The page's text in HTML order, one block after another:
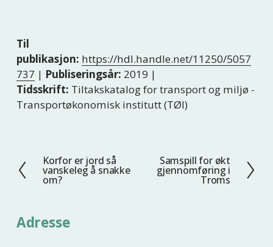
Til
publikasjon: https://hdl.handle.net/11250/5057
737 | Publiseringsår: 2019 |
Tidsskrift: Tiltakskatalog for transport og miljø -
Transportøkonomisk institutt (TØI)
F
o
i
Korfor er jord så
vanskeleg å snakke
om?
Samspill for økt
gjennomføring i
Troms
Adresse